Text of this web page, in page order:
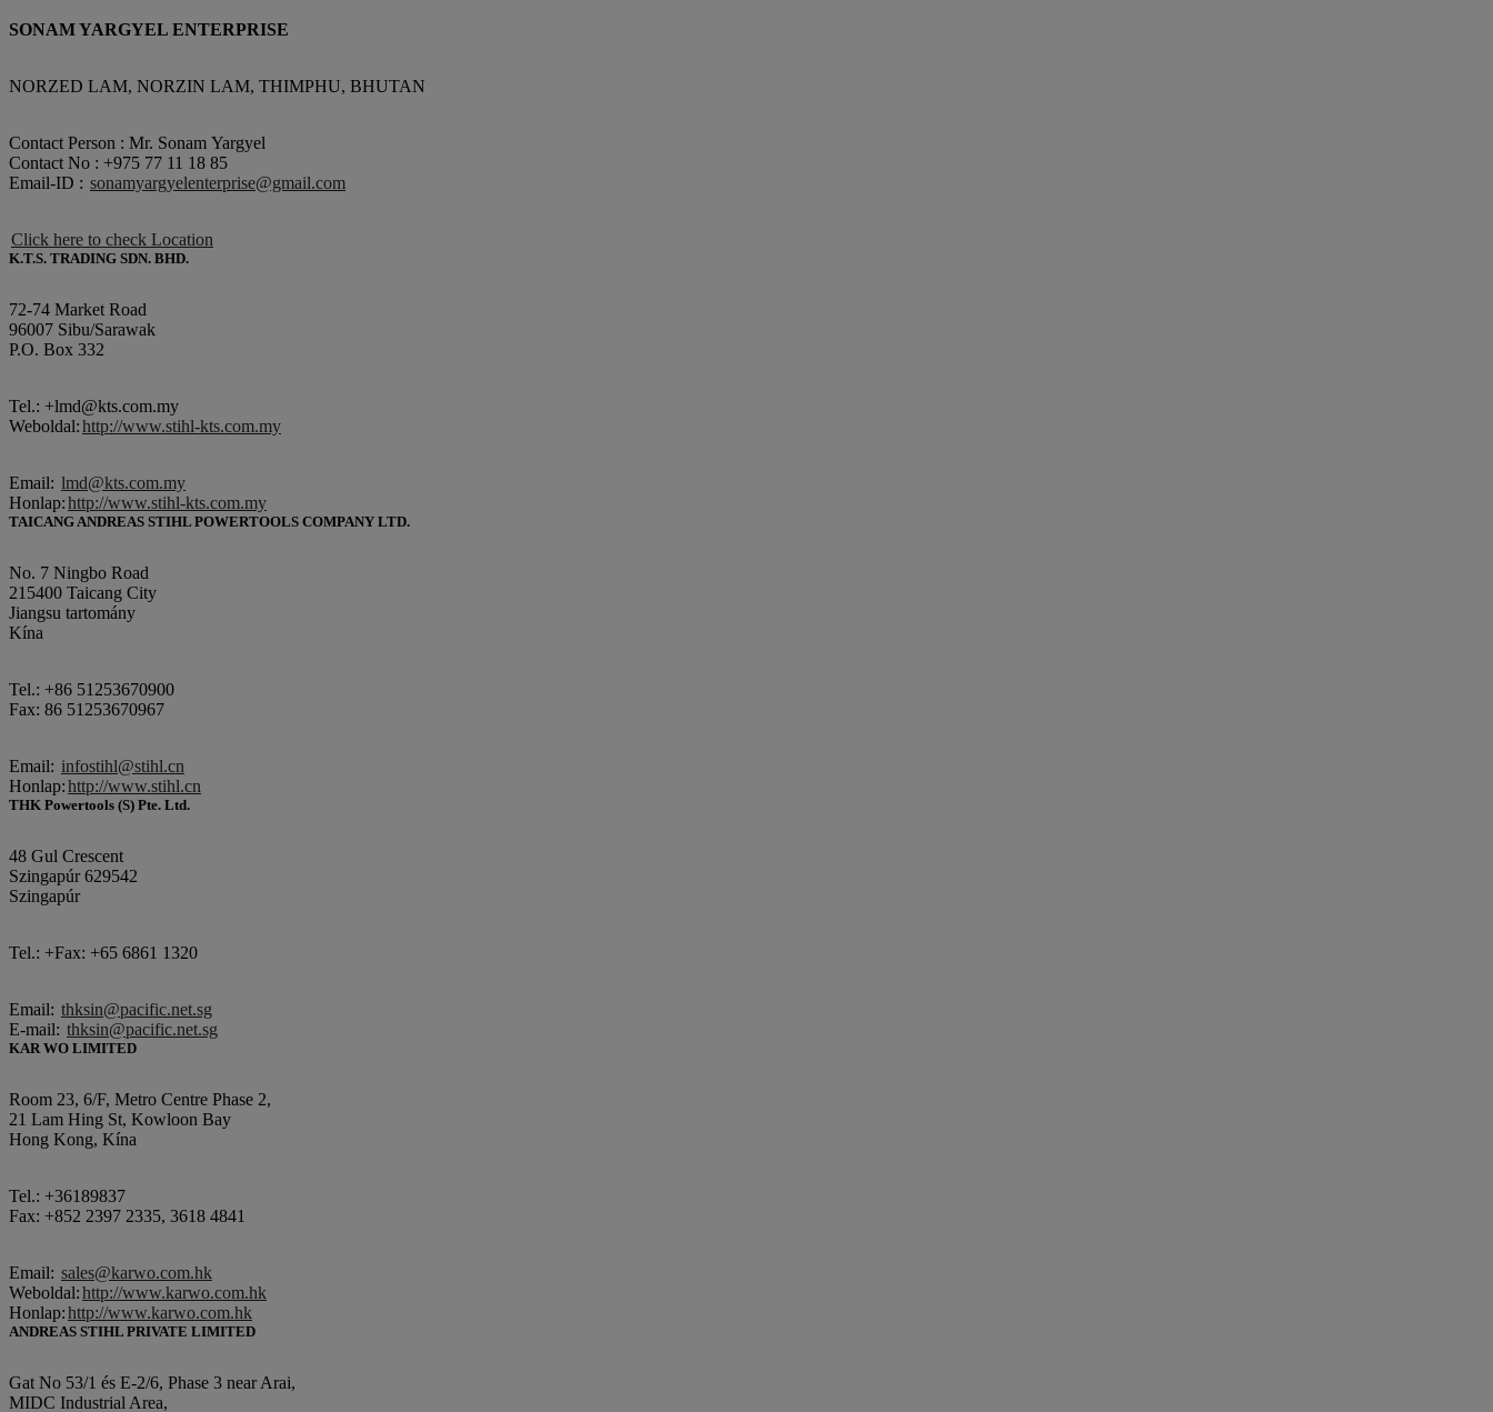
SONAM YARGYEL ENTERPRISE
NORZED LAM, NORZIN LAM, THIMPHU, BHUTAN
Contact Person : Mr. Sonam Yargyel
Contact No : +975 77 11 18 85
Email-ID : sonamyargyelenterprise@gmail.com
Click here to check Location
K.T.S. TRADING SDN. BHD.
72-74 Market Road
96007 Sibu/Sarawak
P.O. Box 332
Tel.: +lmd@kts.com.my
Weboldal:http://www.stihl-kts.com.my
Email: lmd@kts.com.my
Honlap:http://www.stihl-kts.com.my
TAICANG ANDREAS STIHL POWERTOOLS COMPANY LTD.
No. 7 Ningbo Road
215400 Taicang City
Jiangsu tartomány
Kína
Tel.: +86 51253670900
Fax: 86 51253670967
Email: infostihl@stihl.cn
Honlap:http://www.stihl.cn
THK Powertools (S) Pte. Ltd.
48 Gul Crescent
Szingapúr 629542
Szingapúr
Tel.: +Fax: +65 6861 1320
Email: thksin@pacific.net.sg
E-mail: thksin@pacific.net.sg
KAR WO LIMITED
Room 23, 6/F, Metro Centre Phase 2,
21 Lam Hing St, Kowloon Bay
Hong Kong, Kína
Tel.: +36189837
Fax: +852 2397 2335, 3618 4841
Email: sales@karwo.com.hk
Weboldal:http://www.karwo.com.hk
Honlap:http://www.karwo.com.hk
ANDREAS STIHL PRIVATE LIMITED
Gat No 53/1 és E-2/6, Phase 3 near Arai,
MIDC Industrial Area,